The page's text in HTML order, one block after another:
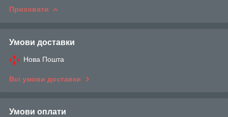
Приховати
Умови доставки
Нова Пошта
Всі умови доставки
Умови оплати